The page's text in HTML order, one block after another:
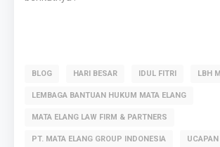
BLOG HARI BESAR IDUL FITRI LBH
LEMBAGA BANTUAN HUKUM MATA ELANG
MATA ELANG LAW FIRM & PARTNERS
PT. MATA ELANG GROUP INDONESIA